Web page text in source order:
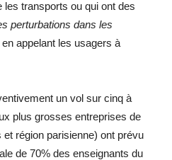
les transports ou qui ont des
perturbations dans les
appelant les usagers à
un vol sur cinq à
plus grosses entreprises de
région parisienne) ont prévu
de 70% des enseignants du